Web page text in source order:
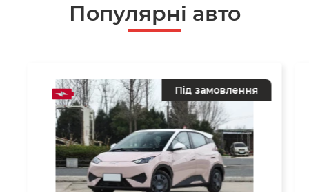
Популярнi авто
Під замовлення